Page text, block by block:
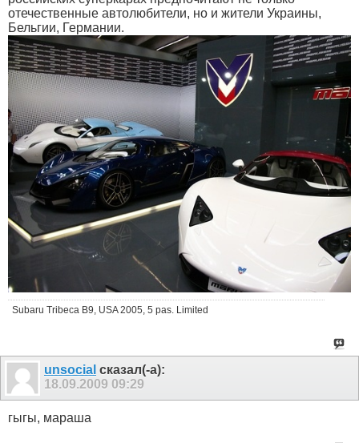
отечественные автолюбители, но и жители Украины,
Бельгии, Германии.
Subaru Tribeca B9, USA 2005, 5 pas. Limited
unsocial сказал(-а):
18.09.2009 09:29
гыгы, мараша